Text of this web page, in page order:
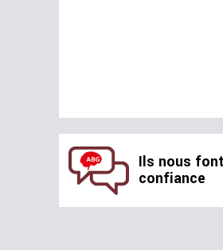
Ils nous font
confiance